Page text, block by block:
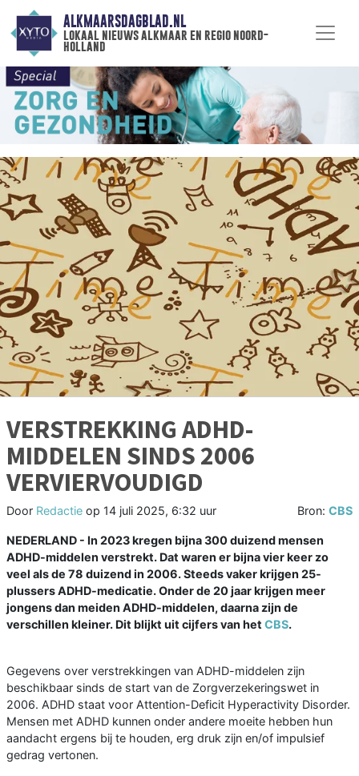
ALKMAARSDAGBLAD.NL
lokaal nieuws alkmaar en regio noord-
holland
VERSTREKKING ADHD-
MIDDELEN SINDS 2006
VERVIERVOUDIGD
Door Redactie op 14 juli 2025, 6:32 uur Bron: CBS
NEDERLAND - In 2023 kregen bijna 300 duizend mensen
ADHD-middelen verstrekt. Dat waren er bijna vier keer zo
veel als de 78 duizend in 2006. Steeds vaker krijgen 25-
plussers ADHD-medicatie. Onder de 20 jaar krijgen meer
jongens dan meiden ADHD-middelen, daarna zijn de
verschillen kleiner. Dit blijkt uit cijfers van het CBS.
Gegevens over verstrekkingen van ADHD-middelen zijn
beschikbaar sinds de start van de Zorgverzekeringswet in
2006. ADHD staat voor Attention-Deficit Hyperactivity Disorder.
Mensen met ADHD kunnen onder andere moeite hebben hun
aandacht ergens bij te houden, erg druk zijn en/of impulsief
gedrag vertonen.